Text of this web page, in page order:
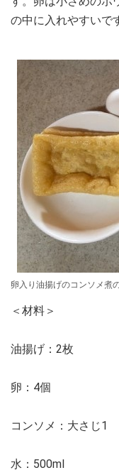
の中に入れやすいで
卵入り油揚げのコンソメ煮
＜材料＞
油揚げ：2枚
卵：4個
コンソメ：大さじ1
水：500ml